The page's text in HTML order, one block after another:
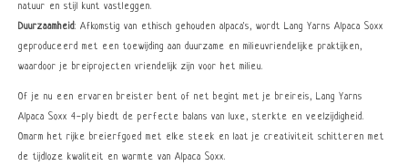
natuur en stijl kunt vastleggen.
Duurzaamheid: Afkomstig van ethisch gehouden alpaca's, wordt Lang Yarns Alpaca Soxx
geproduceerd met een toewijding aan duurzame en milieuvriendelijke praktijken,
waardoor je breiprojecten vriendelijk zijn voor het milieu.
Of je nu een ervaren breister bent of net begint met je breireis, Lang Yarns
Alpaca Soxx 4-ply biedt de perfecte balans van luxe, sterkte en veelzijdigheid.
Omarm het rijke breierfgoed met elke steek en laat je creativiteit schitteren met
de tijdloze kwaliteit en warmte van Alpaca Soxx.